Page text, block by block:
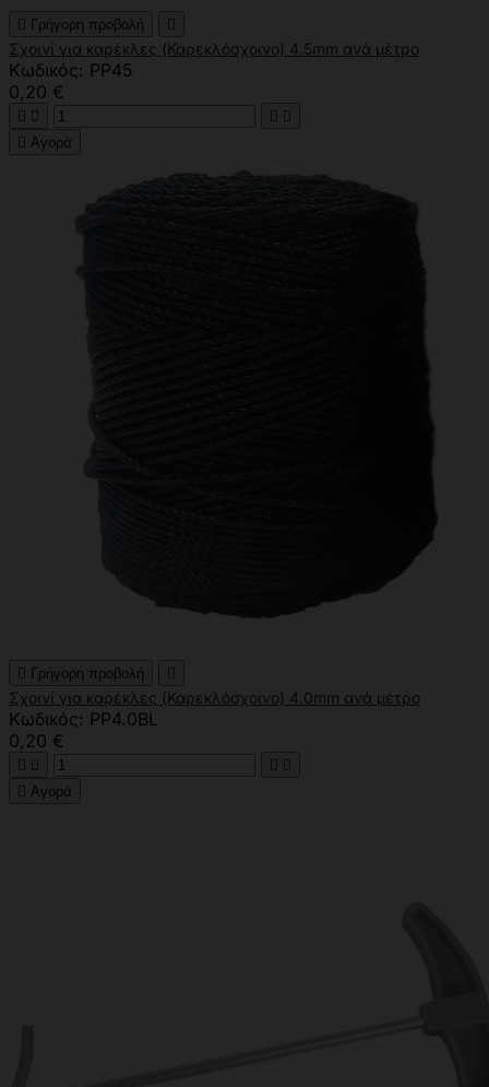
 Γρήγορη προβολή 
Σχοινί για καρέκλες (Καρεκλόσχοινο) 4.5mm ανά μέτρο
Κωδικός: PP45
0,20 €
   
 Αγορά
 Γρήγορη προβολή 
Σχοινί για καρέκλες (Καρεκλόσχοινο) 4.0mm ανά μέτρο
Κωδικός: PP4.0BL
0,20 €
   
 Αγορά